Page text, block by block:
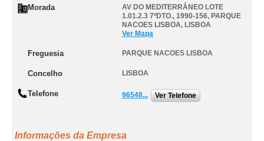
Morada
AV DO MEDITERRÂNEO LOTE
1.01.2.3 7ºDTO., 1990-156, PARQUE
NACOES LISBOA, LISBOA
Ver Mapa
Freguesia PARQUE NACOES LISBOA
Concelho LISBOA
Telefone 96548... Ver Telefone
Informações da Empresa